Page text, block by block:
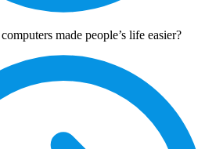
made people’s life easier?